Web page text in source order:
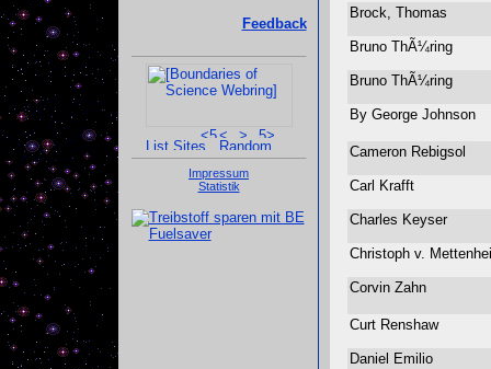
Feedback
Impressum
Statistik
Brock, Thomas
Bruno ThÃ¼ring
Bruno ThÃ¼ring
By George Johnson
Cameron Rebigsol
Carl Krafft
Charles Keyser
Christoph v.
Corvin Zahn
Curt Renshaw
Daniel Emilio